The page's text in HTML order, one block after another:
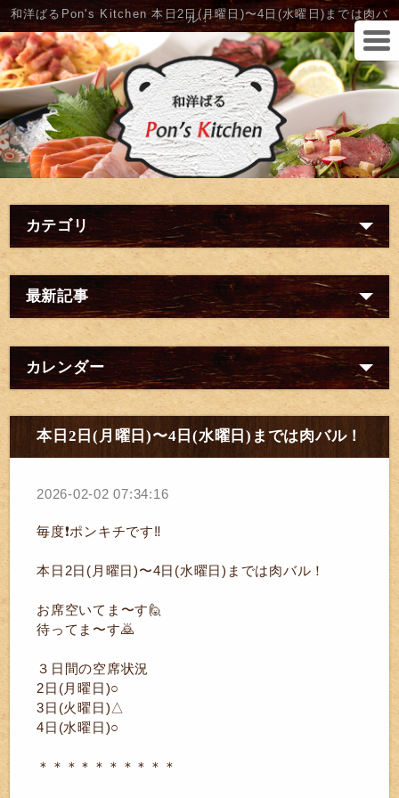
和洋ばるPon's Kitchen 本日2日(月曜日)〜4日(水曜日)までは肉バ
ル！
カテゴリ
最新記事
カレンダー
本日2日(月曜日)〜4日(水曜日)までは肉バル！
2026-02-02 07:34:16
毎度❗ポンキチです‼️
本日2日(月曜日)〜4日(水曜日)までは肉バル！
お席空いてま〜す🙋
待ってま〜す🙇
３日間の空席状況
2日(月曜日)○
3日(火曜日)△
4日(水曜日)○
＊＊＊＊＊＊＊＊＊＊